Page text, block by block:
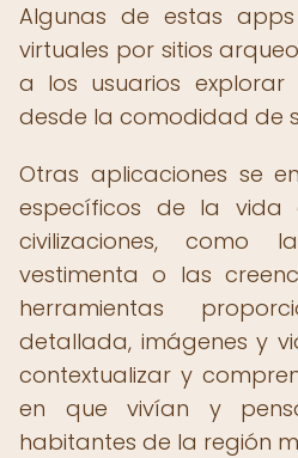
Algunas de estas
virtuales por sitios
a los usuarios
desde la comodidad de
Otras aplicaciones se
específicos de la vida
civilizaciones, como
vestimenta o las
herramientas
detallada, imágenes y
contextualizar y
en que vivían y
habitantes de la región